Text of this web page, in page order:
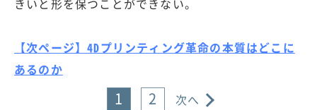
きいと形を保つことができない。
【次ページ】4Dプリンティング革命の本質はどこに
あるのか
1 2 次へ